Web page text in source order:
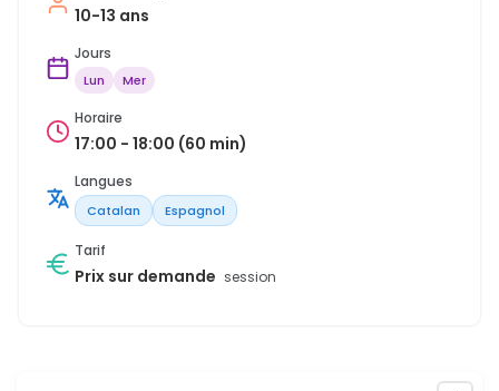
10-13 ans
Jours
Lun Mer
Horaire
17:00 - 18:00 (60 min)
Langues
Catalan Espagnol
Tarif
Prix sur demande session